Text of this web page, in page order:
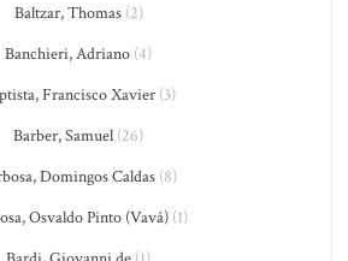
Baltzar, Thomas(2)
Banchieri, Adriano (4)
Francisco Xavier(3)
Barber, Samuel (26)
Domingos Caldas (8)
Osvaldo Pinto (Vavá) (1)